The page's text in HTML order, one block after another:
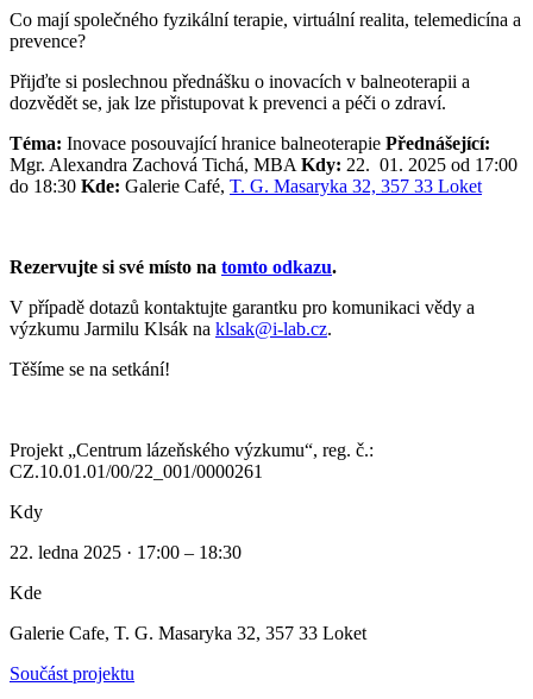
Co mají společného fyzikální terapie, virtuální realita, telemedicína a
prevence?
Přijďte si poslechnou přednášku o inovacích v balneoterapii a
dozvědět se, jak lze přistupovat k prevenci a péči o zdraví.
Téma: Inovace posouvající hranice balneoterapie Přednášející:
Mgr. Alexandra Zachová Tichá, MBA Kdy: 22. 01. 2025 od 17:00
do 18:30 Kde: Galerie Café, T. G. Masaryka 32, 357 33 Loket
Rezervujte si své místo na tomto odkazu.
V případě dotazů kontaktujte garantku pro komunikaci vědy a
výzkumu Jarmilu Klsák na klsak@i-lab.cz.
Těšíme se na setkání!
Projekt „Centrum lázeňského výzkumu“, reg. č.:
CZ.10.01.01/00/22_001/0000261
Kdy
22. ledna 2025 · 17:00 – 18:30
Kde
Galerie Cafe, T. G. Masaryka 32, 357 33 Loket
Součást projektu